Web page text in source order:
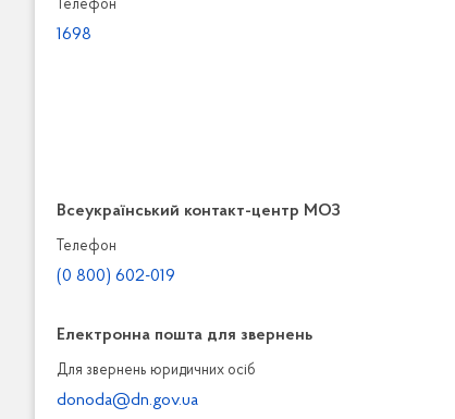
Телефон
1698
Всеукраїнський контакт-центр МОЗ
Телефон
(0 800) 602-019
Електронна пошта для звернень
Для звернень юридичних осiб
donoda@dn.gov.ua